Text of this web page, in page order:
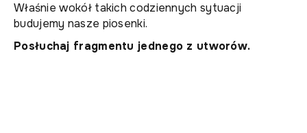
Właśnie wokół takich codziennych sytuacji
budujemy nasze piosenki.
Posłuchaj fragmentu jednego z utworów.